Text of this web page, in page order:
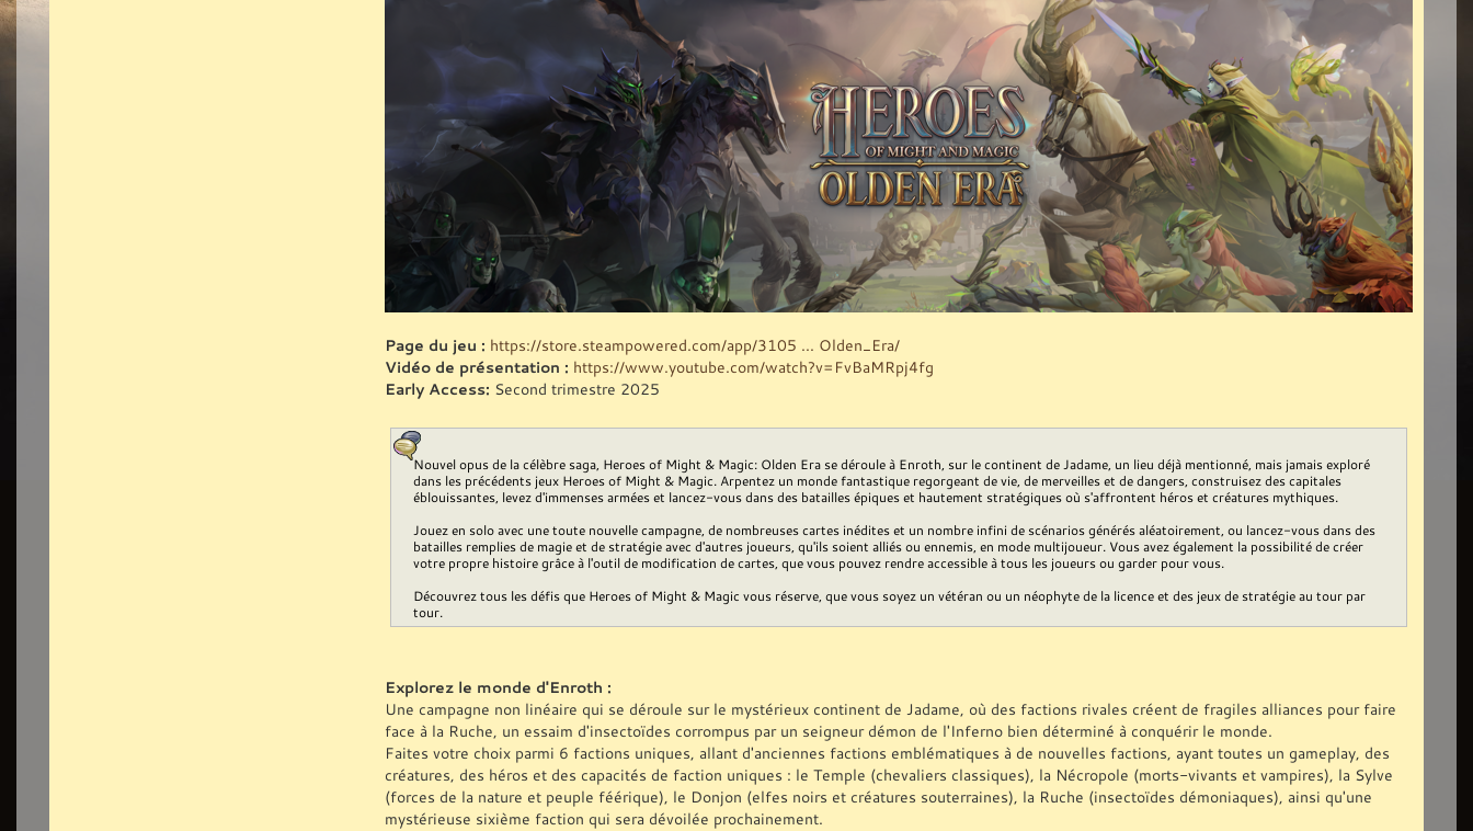
Page du jeu : https://store.steampowered.com/app/3105 ... Olden_Era/
Vidéo de présentation : https://www.youtube.com/watch?v=FvBaMRpj4fg
Early Access: Second trimestre 2025
Nouvel opus de la célèbre saga, Heroes of Might & Magic: Olden Era se déroule à Enroth, sur le continent de Jadame, un lieu déjà mentionné, mais jamais exploré
dans les précédents jeux Heroes of Might & Magic. Arpentez un monde fantastique regorgeant de vie, de merveilles et de dangers, construisez des capitales
éblouissantes, levez d'immenses armées et lancez-vous dans des batailles épiques et hautement stratégiques où s'affrontent héros et créatures mythiques.
Jouez en solo avec une toute nouvelle campagne, de nombreuses cartes inédites et un nombre infini de scénarios générés aléatoirement, ou lancez-vous dans des
batailles remplies de magie et de stratégie avec d'autres joueurs, qu'ils soient alliés ou ennemis, en mode multijoueur. Vous avez également la possibilité de créer
votre propre histoire grâce à l'outil de modification de cartes, que vous pouvez rendre accessible à tous les joueurs ou garder pour vous.
Découvrez tous les défis que Heroes of Might & Magic vous réserve, que vous soyez un vétéran ou un néophyte de la licence et des jeux de stratégie au tour par
tour.
Explorez le monde d'Enroth :
Une campagne non linéaire qui se déroule sur le mystérieux continent de Jadame, où des factions rivales créent de fragiles alliances pour faire
face à la Ruche, un essaim d'insectoïdes corrompus par un seigneur démon de l'Inferno bien déterminé à conquérir le monde.
Faites votre choix parmi 6 factions uniques, allant d'anciennes factions emblématiques à de nouvelles factions, ayant toutes un gameplay, des
créatures, des héros et des capacités de faction uniques : le Temple (chevaliers classiques), la Nécropole (morts-vivants et vampires), la Sylve
(forces de la nature et peuple féérique), le Donjon (elfes noirs et créatures souterraines), la Ruche (insectoïdes démoniaques), ainsi qu'une
mystérieuse sixième faction qui sera dévoilée prochainement.